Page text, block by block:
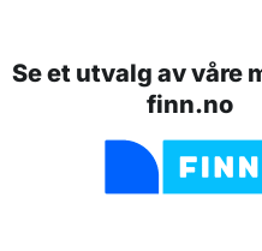
Se et utvalg av våre
finn.no